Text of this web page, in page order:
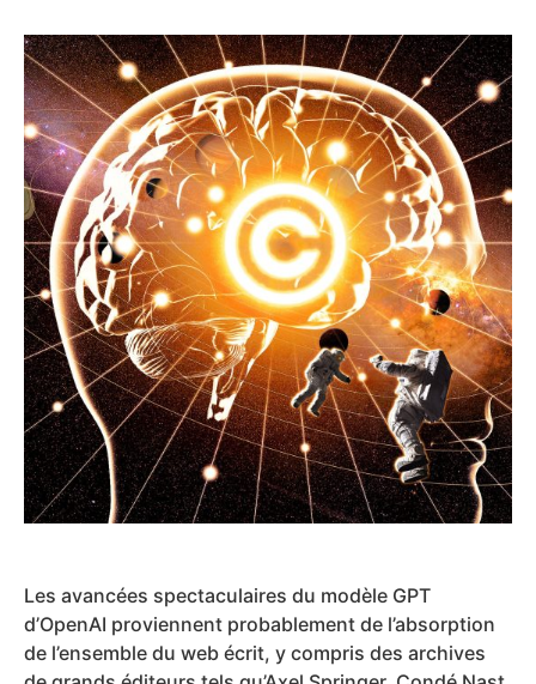
Les avancées spectaculaires du modèle GPT
d’OpenAI proviennent probablement de l’absorption
de l’ensemble du web écrit, y compris des archives